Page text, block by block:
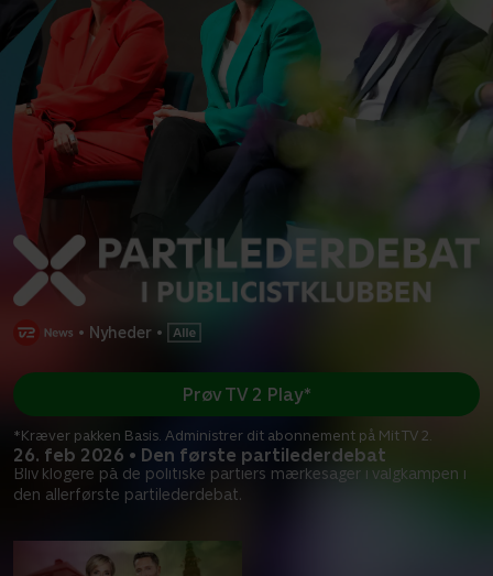
• Nyheder •
26. feb 2026 • Den første partilederdebat
Bliv klogere på de politiske partiers mærkesager i valgkampen i
den allerførste partilederdebat.
Prøv TV 2 Play*
*Kræver pakken Basis. Administrer dit abonnement på Mit TV 2.